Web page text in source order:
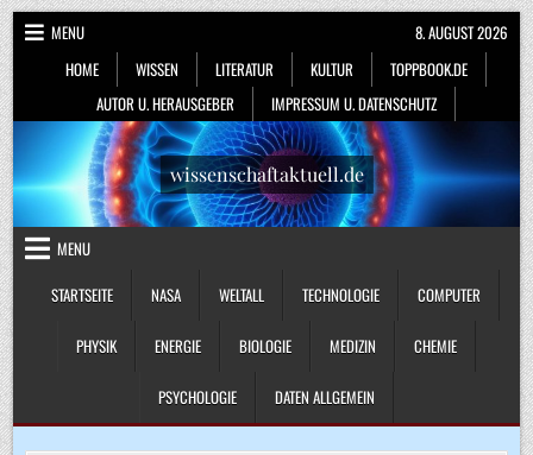
Skip
to
content
MENU
HOME
WISSEN LITERATUR KULTUR
TOPPBOOK.DE
AUTOR U. HERAUSGEBER
IMPRESSUM U. DATENSCHUTZ
8. AUGUST 2026
wissenschaftaktuell.de
MENU
STARTSEITE
NASA WELTALL TECHNOLOGIE COMPUTER
PHYSIK ENERGIE BIOLOGIE MEDIZIN CHEMIE
PSYCHOLOGIE DATEN ALLGEMEIN